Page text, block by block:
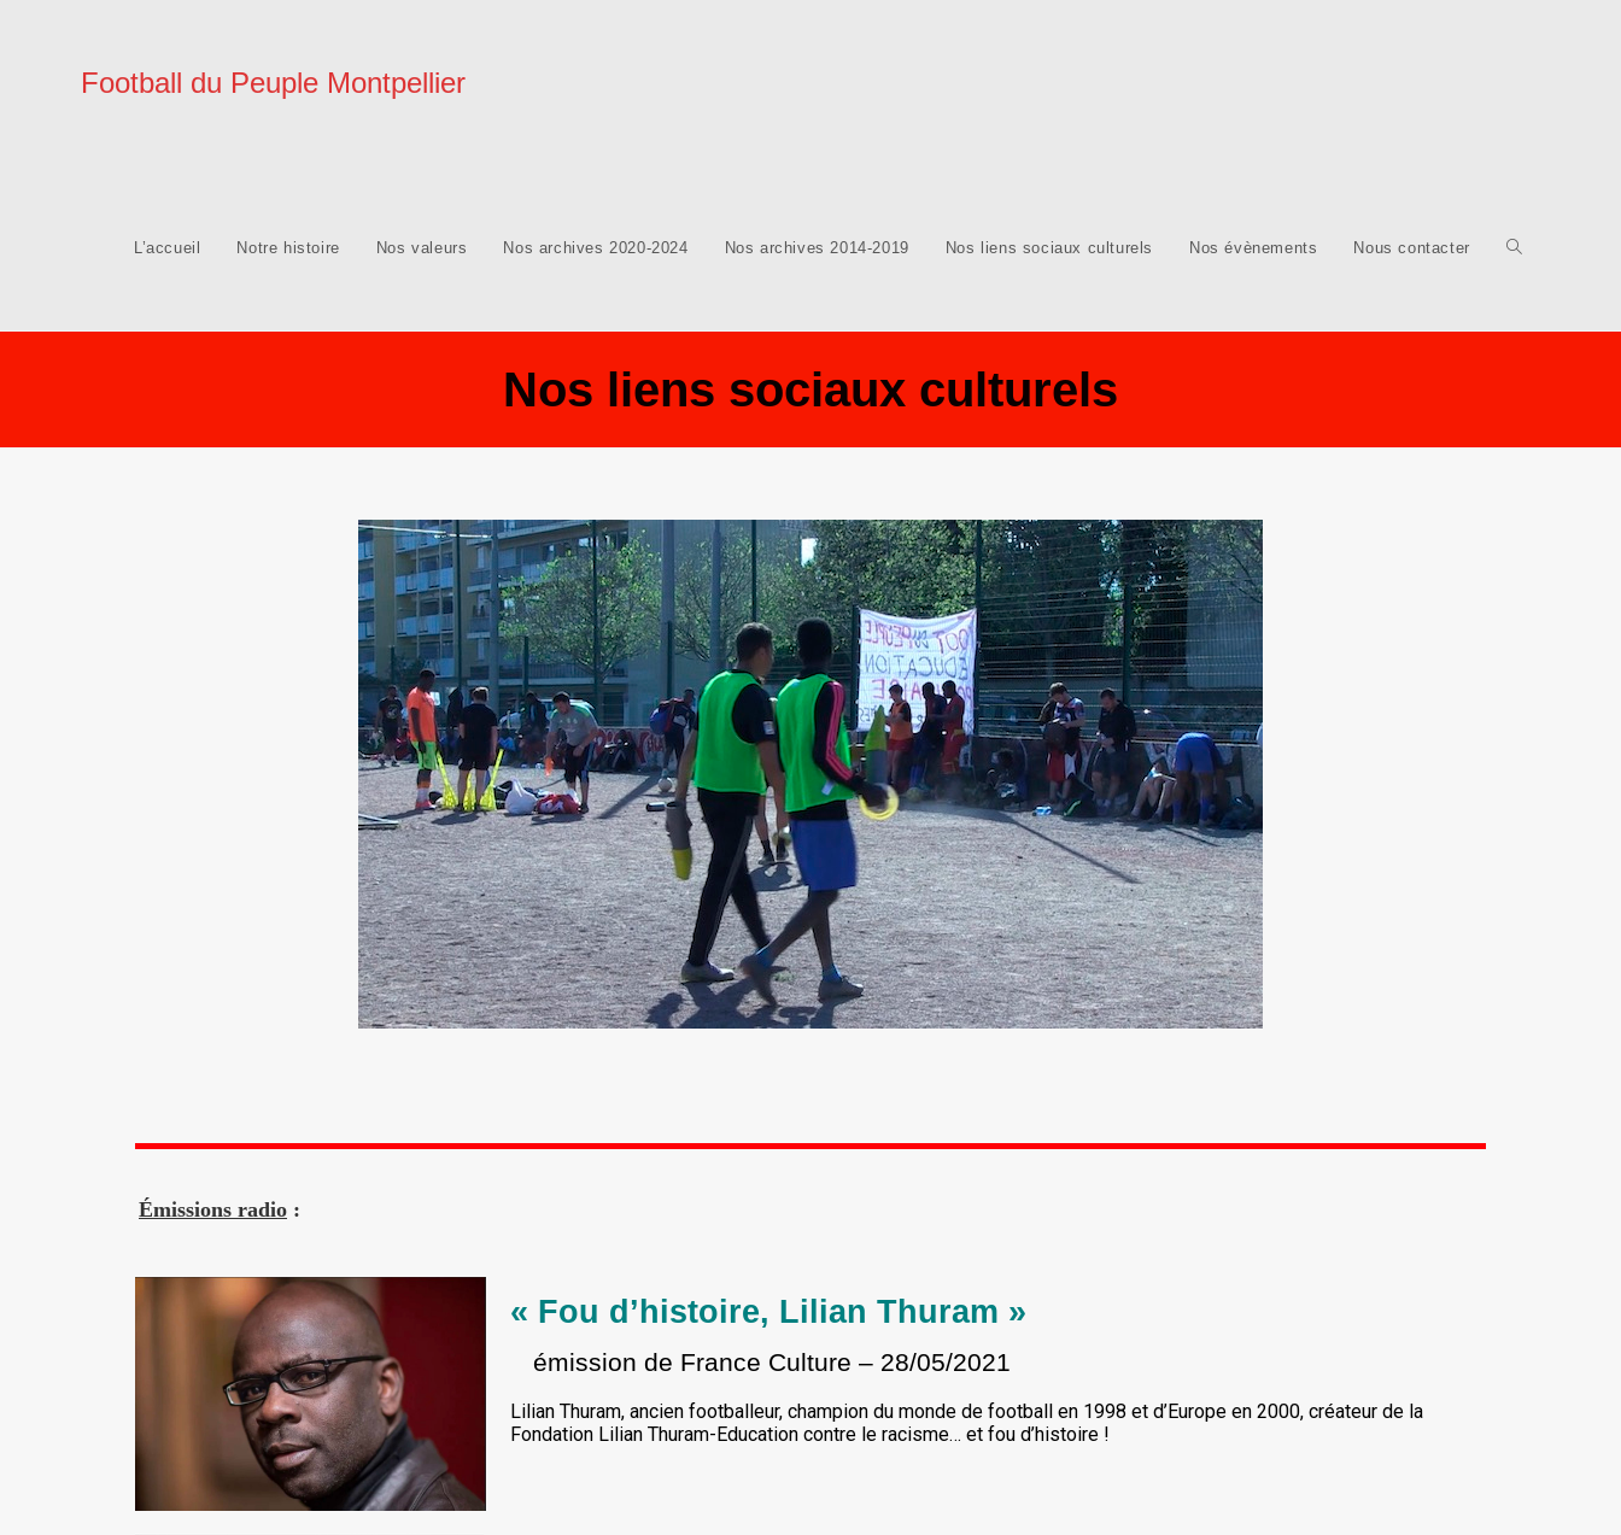
Football du Peuple Montpellier
L’accueil Notre histoire Nos valeurs Nos archives 2020-2024 Nos archives 2014-2019 Nos liens sociaux culturels Nos évènements Nous contacter
Nos liens sociaux culturels
Émissions radio :
« Fou d’histoire, Lilian Thuram »
émission de France Culture – 28/05/2021
Lilian Thuram, ancien footballeur, champion du monde de football en 1998 et d’Europe en 2000, créateur de la
Fondation Lilian Thuram-Education contre le racisme… et fou d’histoire !